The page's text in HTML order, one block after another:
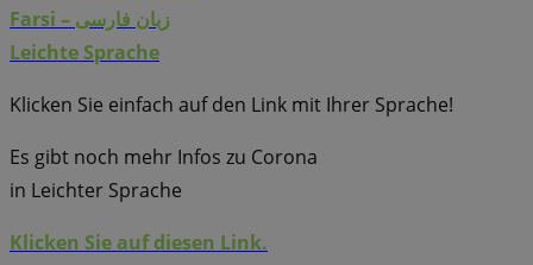
Farsi – زبان فارسی
Leichte Sprache
Klicken Sie einfach auf den Link mit Ihrer Sprache!
Es gibt noch mehr Infos zu Corona
in Leichter Sprache
Klicken Sie auf diesen Link.